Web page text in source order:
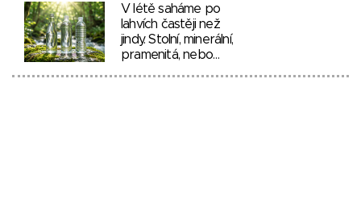
V létě saháme po
lahvích častěji než
jindy. Stolní, minerální,
pramenitá, nebo…